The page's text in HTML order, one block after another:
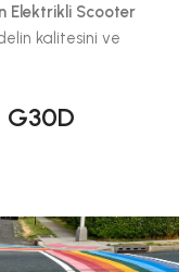
Elektrikli Scooter
kalitesini ve